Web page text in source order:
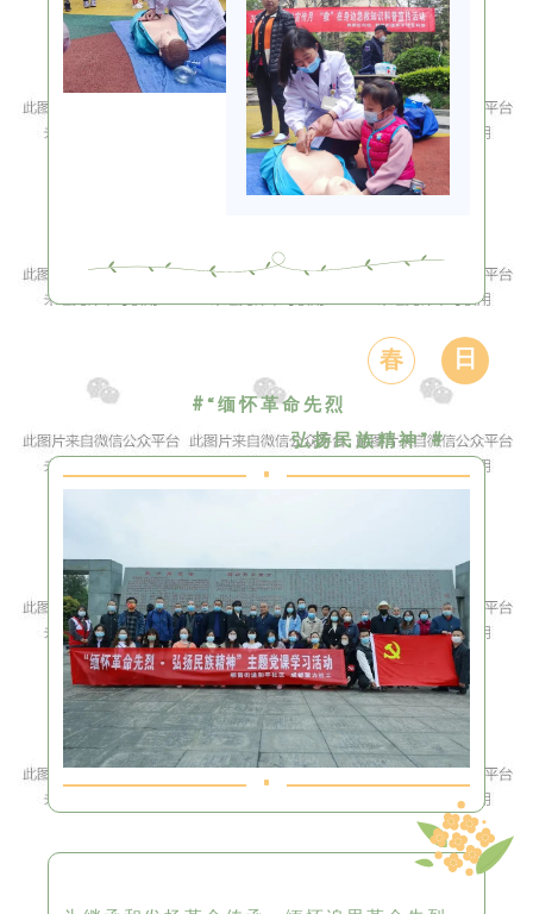
春 日
#“缅怀革命先烈
弘扬民族精神”#